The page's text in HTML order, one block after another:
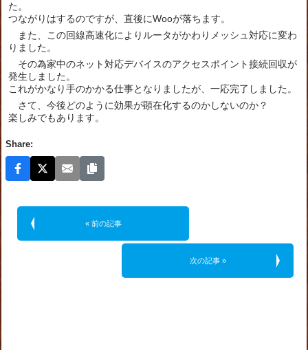
た。
つながりはするのですが、直後にWooが落ちます。
また、この回線高速化によりルータがかわりメッシュ対応に変わ
りました。
その為家中のネット対応デバイスのアクセスポイント接続回収が
発生しました。
これがかなり手のかかる仕事となりましたが、一応完了しました。
さて、今後どのように効果が顕在化するのかしないのか？
楽しみでもあります。
Share:
« 前の記事
次の記事 »